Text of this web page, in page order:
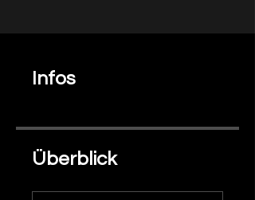
Infos
Überblick